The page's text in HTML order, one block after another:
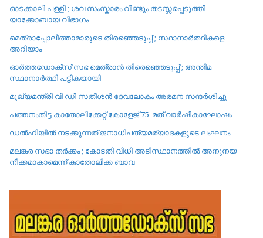
ഓടക്കാലി പള്ളി ; ശവ സംസ്കാരം വീണ്ടും തടസ്സപ്പെടുത്തി
യാക്കോബായ വിഭാഗം
മെത്രാപ്പോലീത്താമാരുടെ തിരഞ്ഞെടുപ്പ് ; സ്ഥാനാർത്ഥികളെ
അറിയാം
ഓർത്തഡോക്സ് സഭ മെത്രാൻ തിരെഞ്ഞെടുപ്പ് ; അന്തിമ
സ്ഥാനാർത്ഥി പട്ടികയായി
മുഖ്യമന്ത്രി വി ഡി സതീശൻ ദേവലോകം അരമന സന്ദർശിച്ചു
പത്തനംതിട്ട കാതോലിക്കേറ്റ്‌ കോളേജ്‌ 75-മത് വാർഷികാഘോഷം
ഡൽഹിയിൽ നടക്കുന്നത് ജനാധിപത്യമര്യാദകളുടെ ലംഘനം
മലങ്കര സഭാ തർക്കം ; കോടതി വിധി അടിസ്ഥാനത്തിൽ അനുനയ
നീക്കമാകാമെന്ന് കാതോലിക്ക ബാവ